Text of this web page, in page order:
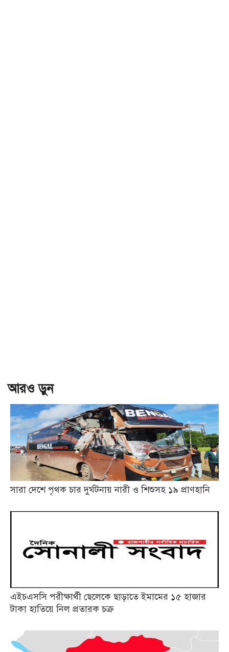
আরও ড়ুন
সারা দেশে পৃথক চার দুর্ঘটনায় নারী ও শিশুসহ ১৯ প্রাণহানি
এইচএসসি পরীক্ষার্থী ছেলেকে ছাড়াতে ইমামের ১৫ হাজার
টাকা হাতিয়ে নিল প্রতারক চক্র